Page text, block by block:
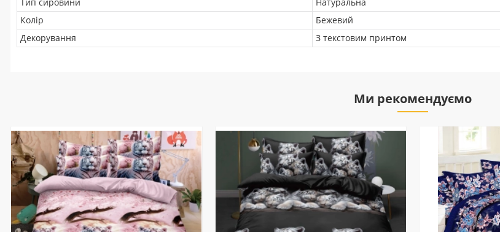
Колір
Бежевий
Декорування
З текстовим принтом
Ми рекомендуємо